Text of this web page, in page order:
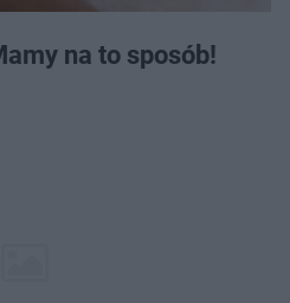
na to sposób!